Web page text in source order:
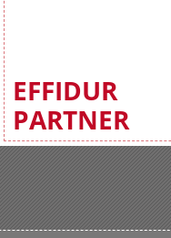
EFFIDUR
PARTNER